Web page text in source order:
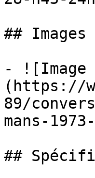
## Images
- ![Image
(https://
89/
mans-
##